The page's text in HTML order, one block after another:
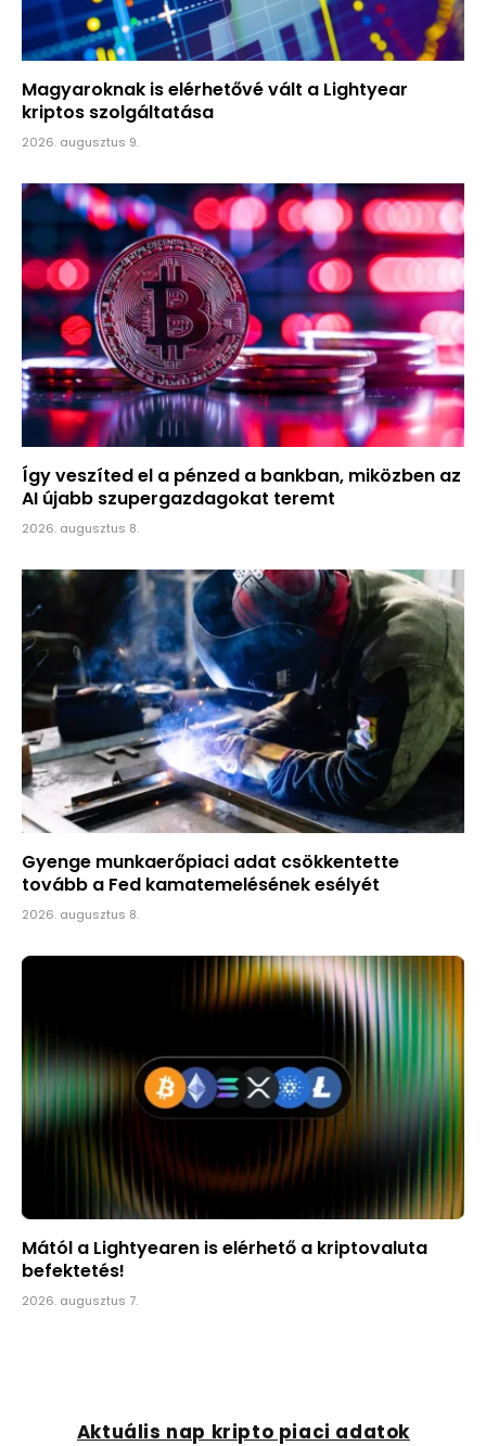
Magyaroknak is elérhetővé vált a Lightyear
kriptos szolgáltatása
2026. augusztus 9.
Így veszíted el a pénzed a bankban, miközben az
AI újabb szupergazdagokat teremt
2026. augusztus 8.
Gyenge munkaerőpiaci adat csökkentette
tovább a Fed kamatemelésének esélyét
2026. augusztus 8.
Mától a Lightyearen is elérhető a kriptovaluta
befektetés!
2026. augusztus 7.
Aktuális nap kripto piaci adatok